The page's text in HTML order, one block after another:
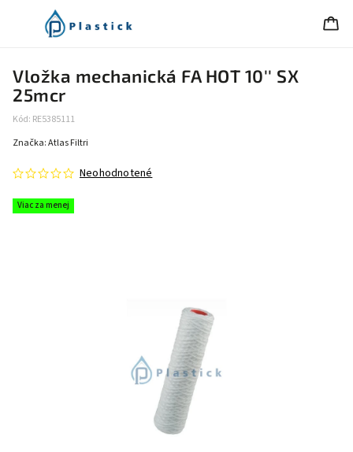
Vložka mechanická FA HOT 10'' SX
25mcr
Kód: RE5385111
Viac za menej
Neohodnotené
Značka:Atlas Filtri